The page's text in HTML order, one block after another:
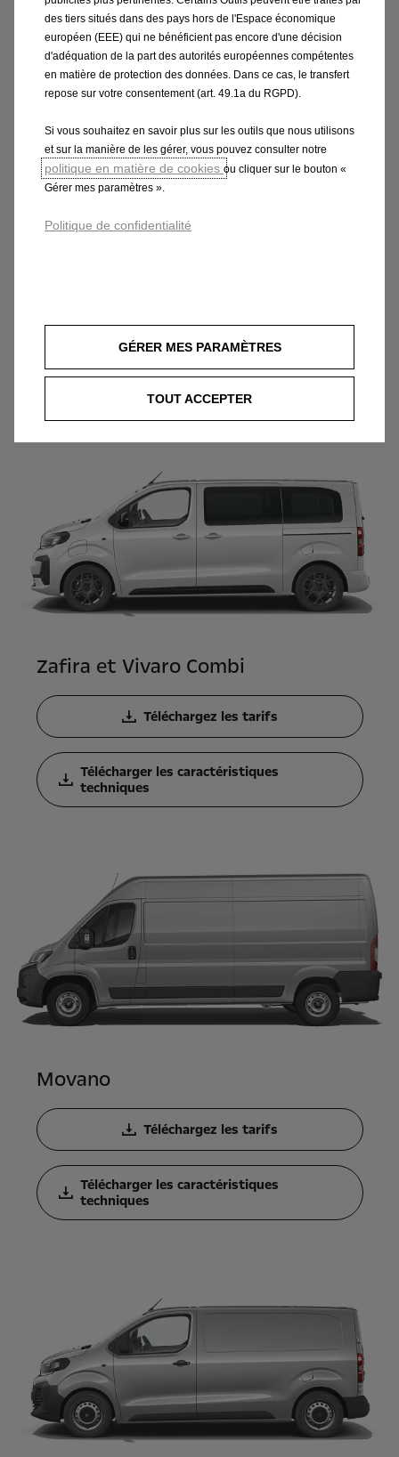
techniques
Zafira et Vivaro Combi
Téléchargez les tarifs
Télécharger les caractéristiques
techniques
Movano
Téléchargez les tarifs
Télécharger les caractéristiques
techniques
des tiers situés dans des pays hors de l'Espace économique
européen (EEE) qui ne bénéficient pas encore d'une décision
d'adéquation de la part des autorités européennes compétentes
en matière de protection des données. Dans ce cas, le transfert
repose sur votre consentement (art. 49.1a du RGPD).
Si vous souhaitez en savoir plus sur les outils que nous utilisons
et sur la manière de les gérer, vous pouvez consulter notre
politique en matière de cookies ou cliquer sur le bouton «
Gérer mes paramètres ».
Politique de confidentialité
GÉRER MES PARAMÈTRES
TOUT ACCEPTER